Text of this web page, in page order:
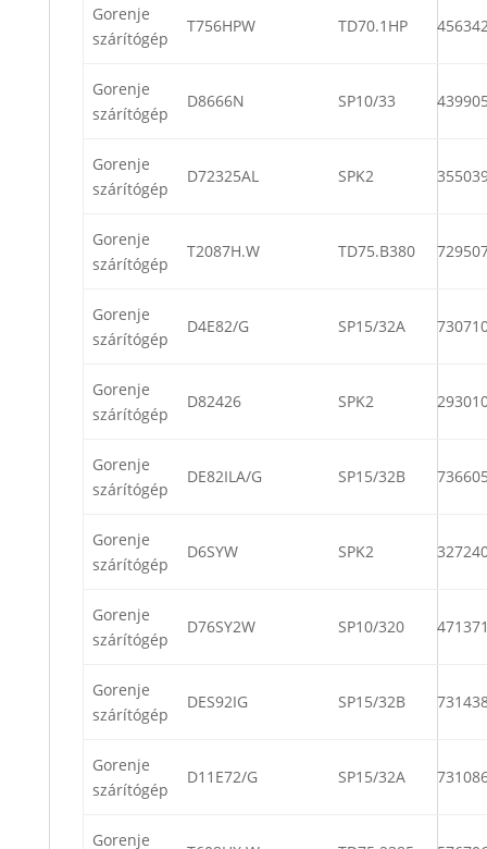
Gorenje
szárítógép
T756HPW TD70.1HP
Gorenje
szárítógép
D8666N SP10/33
Gorenje
szárítógép
D72325AL SPK2
Gorenje
szárítógép
T2087H.W TD75.B380
Gorenje
szárítógép
D4E82/G SP15/32A
Gorenje
szárítógép
D82426 SPK2
Gorenje
szárítógép
DE82ILA/G SP15/32B
Gorenje
szárítógép
D6SYW SPK2
Gorenje
szárítógép
D76SY2W SP10/320
Gorenje
szárítógép
DES92IG SP15/32B
Gorenje
szárítógép
D11E72/G SP15/32A
Gorenje